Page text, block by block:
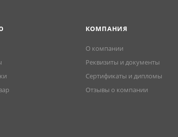
КОМПАНИЯ
О компании
Реквизиты и документы
Сертификаты и дипломы
Отзывы о компании